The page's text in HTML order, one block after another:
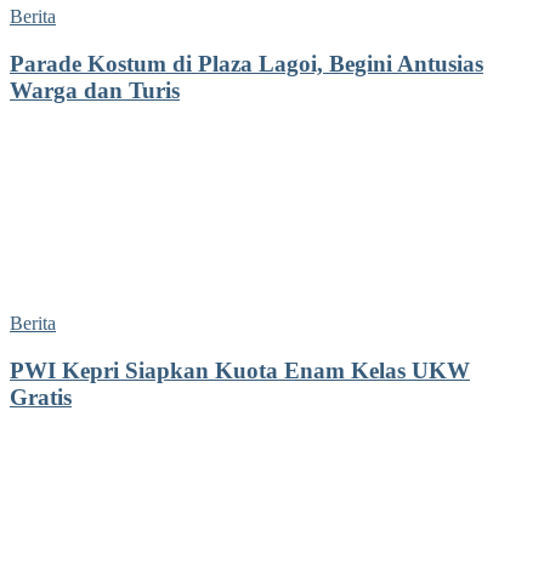
Berita
Parade Kostum di Plaza Lagoi, Begini Antusias
Warga dan Turis
Berita
PWI Kepri Siapkan Kuota Enam Kelas UKW
Gratis